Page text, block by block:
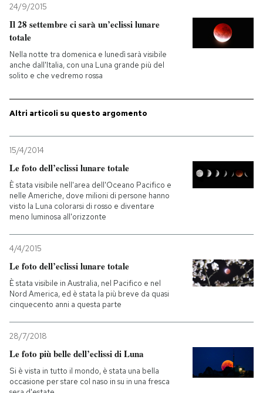
PODCAST
NEWSLETTER
I MIEI PREFERITI
CALENDARIO
AREA PERSONALE
24/9/2015
Il 28 settembre ci sarà un’eclissi lunare
totale
Nella notte tra domenica e lunedì sarà visibile
anche dall'Italia, con una Luna grande più del
solito e che vedremo rossa
Altri articoli su questo argomento
15/4/2014
Le foto dell’eclissi lunare totale
È stata visibile nell'area dell'Oceano Pacifico e
nelle Americhe, dove milioni di persone hanno
visto la Luna colorarsi di rosso e diventare
meno luminosa all'orizzonte
4/4/2015
Le foto dell’eclissi lunare totale
È stata visibile in Australia, nel Pacifico e nel
Nord America, ed è stata la più breve da quasi
cinquecento anni a questa parte
28/7/2018
Le foto più belle dell’eclissi di Luna
Si è vista in tutto il mondo, è stata una bella
occasione per stare col naso in su in una fresca